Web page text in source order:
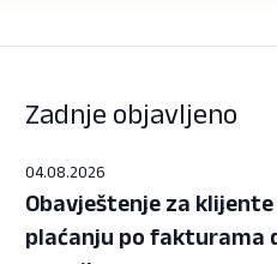
Zadnje objavljeno
04.08.2026
Obavještenje za
plaćanju po fakturama